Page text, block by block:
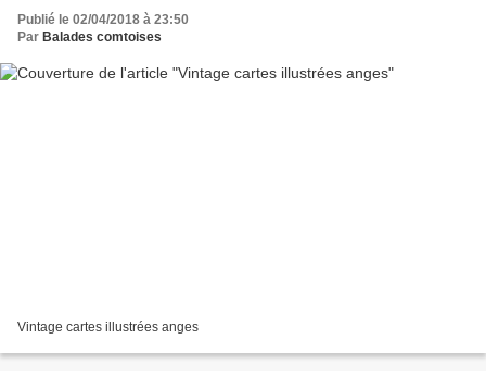
Publié le 02/04/2018 à 23:50
Par Balades comtoises
Vintage cartes illustrées anges